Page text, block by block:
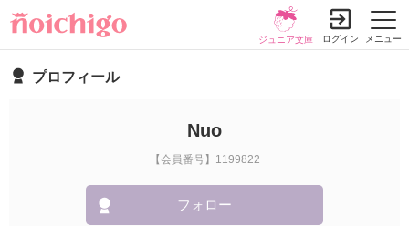
メニュー
ジュニア文庫 ログイン
プロフィール
Nuo
【会員番号】1199822
フォロー